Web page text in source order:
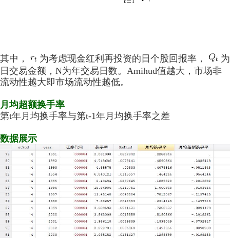
其中， 为考虑现金红利再投资的日个股回报率，
为
日交易金额，N为年交易日数。Amihud值越大，市场非
流动性越大即市场流动性越低。
月均超额换手率
第t年月均换手率与第t-1年月均换手率之差
数据展示